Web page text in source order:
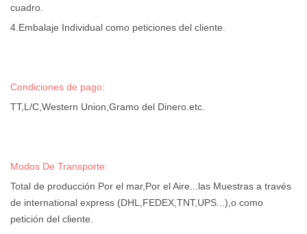
cuadro.
4.Embalaje Individual como peticiones del cliente.
Condiciones de pago:
TT,L/C,Western Union,Gramo del Dinero.etc.
Modos De Transporte:
Total de producción Por el mar,Por el Aire...las Muestras a través
de international express (DHL,FEDEX,TNT,UPS...),o como
petición del cliente.